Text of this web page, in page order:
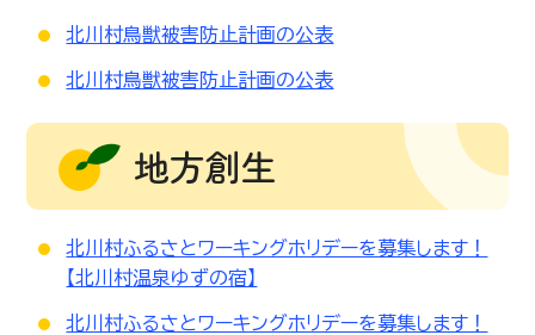
北川村鳥獣被害防止計画の公表
北川村鳥獣被害防止計画の公表
地方創生
北川村ふるさとワーキングホリデーを募集します！
【北川村温泉ゆずの宿】
北川村ふるさとワーキングホリデーを募集します！